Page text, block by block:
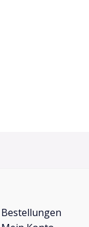
Bestellungen